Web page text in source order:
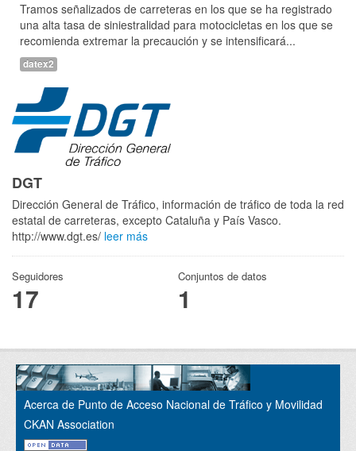
Tramos señalizados de carreteras en los que se ha registrado
una alta tasa de siniestralidad para motocicletas en los que se
recomienda extremar la precaución y se intensificará...
datex2
DGT
Dirección General de Tráfico, información de tráfico de toda la red
estatal de carreteras, excepto Cataluña y País Vasco.
http://www.dgt.es/ leer más
Seguidores
17
Conjuntos de datos
1
Acerca de Punto de Acceso Nacional de Tráfico y Movilidad
CKAN Association